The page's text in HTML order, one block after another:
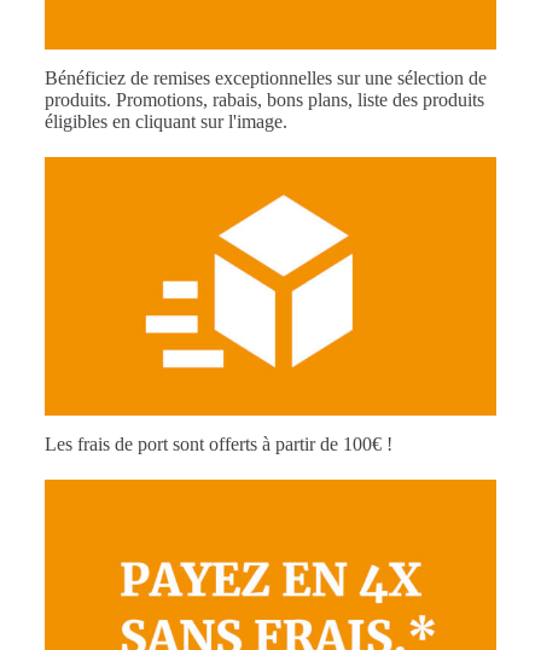
Bénéficiez de remises exceptionnelles sur une sélection de
produits. Promotions, rabais, bons plans, liste des produits
éligibles en cliquant sur l'image.
Les frais de port sont offerts à partir de 100€ !